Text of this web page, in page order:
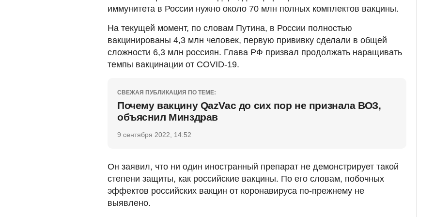
иммунитета в России нужно около 70 млн полных комплектов вакцины.
На текущей момент, по словам Путина, в России полностью
вакцинированы 4,3 млн человек, первую прививку сделали в общей
сложности 6,3 млн россиян. Глава РФ призвал продолжать наращивать
темпы вакцинации от COVID-19.
СВЕЖАЯ ПУБЛИКАЦИЯ ПО ТЕМЕ:
Почему вакцину QazVac до сих пор не признала ВОЗ,
объяснил Минздрав
9 сентября 2022, 14:52
Он заявил, что ни один иностранный препарат не демонстрирует такой
степени защиты, как российские вакцины. По его словам, побочных
эффектов российских вакцин от коронавируса по-прежнему не
выявлено.